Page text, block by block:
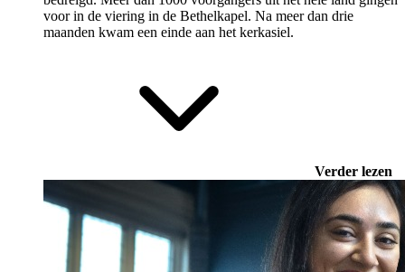
voor in de viering in de Bethelkapel. Na meer dan drie
maanden kwam een einde aan het kerkasiel.
Verder lezen